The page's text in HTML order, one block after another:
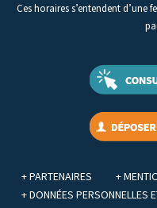
Ces horaires s’entendent d’une
+ PARTENAIRES
+
+ DONNÉES PERSONNELLES